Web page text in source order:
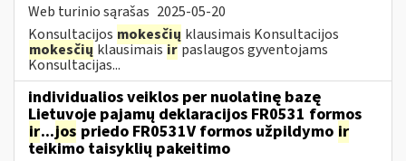
Web turinio sąrašas 2025-05-20
Konsultacijos mokesčių klausimais Konsultacijos
mokesčių klausimaisirpaslaugos gyventojams
Konsultacijas...
individualios veiklos per nuolatinę bazę
Lietuvoje pajamų deklaracijos FR0531 formos
ir...jos priedo FR0531V formos užpildymo ir
teikimo taisyklių pakeitimo